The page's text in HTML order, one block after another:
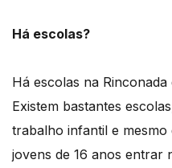
Há escolas?
Há escolas na
Existem bastantes
trabalho infantil e mesmo
jovens de 16 anos entrar